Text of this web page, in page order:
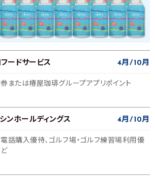
ードサービス 4月 10月
または椿屋珈琲グループアプリポイント
ンホールディングス 4月 10月
話購入優待、ゴルフ場・ゴルフ練習場利用優